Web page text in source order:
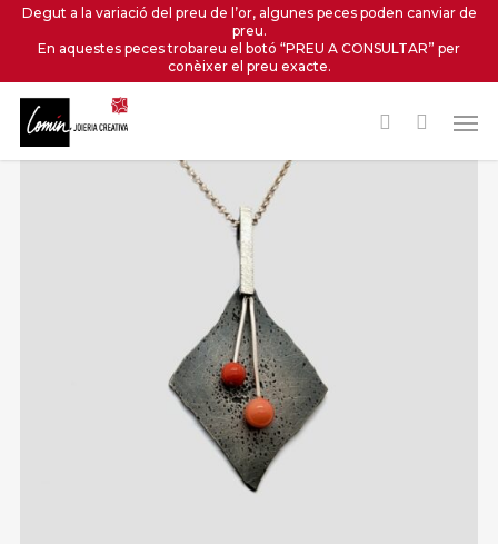
Skip
content
Degut a la variació del preu de l’or, algunes peces poden canviar de
preu.
En aquestes peces trobareu el botó “PREU A CONSULTAR” per
conèixer el preu exacte.